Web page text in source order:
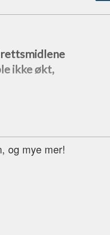
ikke økt,
og mye mer!